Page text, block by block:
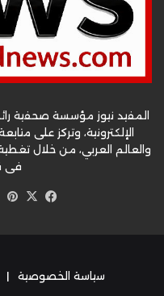
المفيد نيوز مؤسسة صحفية
الإلكترونية، وتركز على
والعالم العربي، من خلال
في
‫X
سياسة الخصوصية |